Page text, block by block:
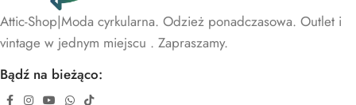
Attic-Shop|Moda cyrkularna. Odzież ponadczasowa. Outlet i
vintage w jednym miejscu . Zapraszamy.
Bądź na bieżąco: